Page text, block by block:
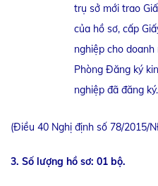
trụ sở mới trao
của hồ sơ, cấp
nghiệp cho
Phòng Đăng ký
nghiệp đã đăng ký.
(Điều 40 Nghị định số 78/2015/
3. Số lượng hồ sơ: 01 bộ.